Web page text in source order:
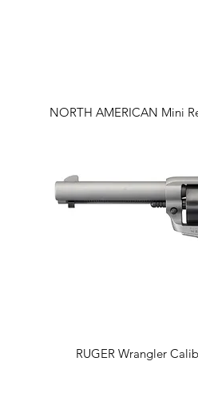
Vista
NORTH AMERICAN Mini
Vista
RUGER Wrangler